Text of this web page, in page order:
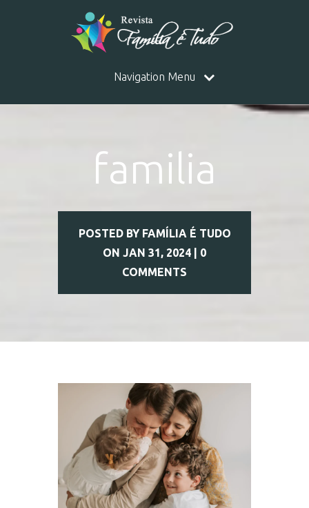
Navigation Menu
familia
POSTED BY FAMÍLIA É TUDO
ON JAN 31, 2024 | 0
COMMENTS